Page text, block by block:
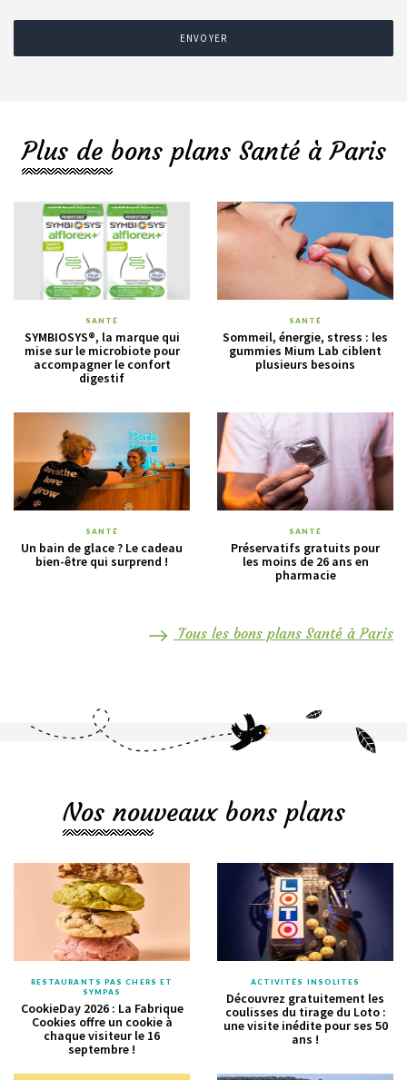
ENVOYER
Plus de bons plans Santé à Paris
SANTÉ
SYMBIOSYS®, la marque qui
mise sur le microbiote pour
accompagner le confort
digestif
SANTÉ
Sommeil, énergie, stress : les
gummies Mium Lab ciblent
plusieurs besoins
SANTÉ
Un bain de glace ? Le cadeau
bien-être qui surprend !
SANTÉ
Préservatifs gratuits pour
les moins de 26 ans en
pharmacie
Tous les bons plans Santé à Paris
Nos nouveaux bons plans
RESTAURANTS PAS CHERS ET
SYMPAS
CookieDay 2026 : La Fabrique
Cookies offre un cookie à
chaque visiteur le 16
septembre !
ACTIVITÉS INSOLITES
Découvrez gratuitement les
coulisses du tirage du Loto :
une visite inédite pour ses 50
ans !